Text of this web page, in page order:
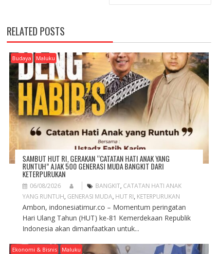
V
I
G
A
T
O
N
RELATED POSTS
Budaya Maluku
SAMBUT HUT RI, GERAKAN “CATATAN HATI ANAK YANG
RUNTUH” AJAK 500 GENERASI MUDA BANGKIT DARI
KETERPURUKAN
06/08/2026 BANGKIT, CATATAN HATI ANAK
YANG RUNTUH, GENERASI MUDA, HUT RI, KETERPURUKAN
Ambon, indonesiatimur.co – Momentum peringatan
Hari Ulang Tahun (HUT) ke-81 Kemerdekaan Republik
Indonesia akan dimanfaatkan untuk...
Ekonomi & Bisnis Maluku